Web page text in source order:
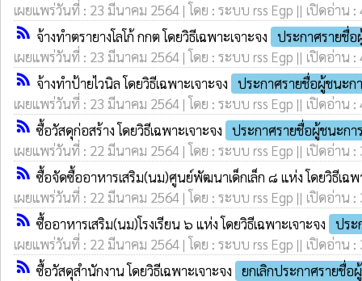
เผยแพร่วันที่ : 23 มีนาคม 2564 | โดย : ระบบ rss Egp || เปิดอ่าน :
rss_feed จ้างทำตรายางโลโก้ กกต โดยวิธีเฉพาะเจาะจง
ประกาศรายชื่อ
เผยแพร่วันที่ : 23 มีนาคม 2564 | โดย : ระบบ rss Egp || เปิดอ่าน :
rss_feed จ้างทำป้ายไวนิล โดยวิธีเฉพาะเจาะจง
ประกาศรายชื่อผู้ชนะก
เผยแพร่วันที่ : 23 มีนาคม 2564 | โดย : ระบบ rss Egp || เปิดอ่าน :
rss_feed ซื้อวัสดุก่อสร้าง โดยวิธีเฉพาะเจาะจง
ประกาศรายชื่อผู้ชนะกา
เผยแพร่วันที่ : 22 มีนาคม 2564 | โดย : ระบบ rss Egp || เปิดอ่าน :
rss_feed ซื้อจัดซื้ออาหารเสริม(นม)ศูนย์พัฒนาเด็กเล็ก ๘ แห่ง โดยวิธีเฉพ
เผยแพร่วันที่ : 22 มีนาคม 2564 | โดย : ระบบ rss Egp || เปิดอ่าน :
rss_feed ซื้ออาหารเสริม(นม)โรงเรียน ๖ แห่ง โดยวิธีเฉพาะเจาะจง
ประ
เผยแพร่วันที่ : 22 มีนาคม 2564 | โดย : ระบบ rss Egp || เปิดอ่าน :
rss_feed ซื้อวัสดุสำนักงาน โดยวิธีเฉพาะเจาะจง
ยกเลิกประกาศรายชื่อ